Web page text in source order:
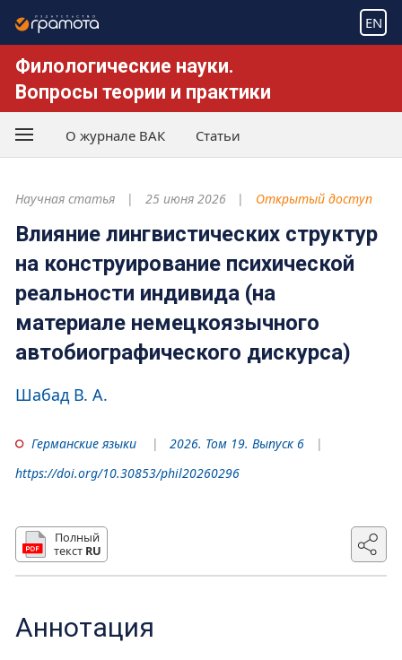
EN
Филологические науки.
Вопросы теории и практики
О журнале ВАК Статьи
Научная статья 25 июня 2026 Открытый доступ
Влияние лингвистических структур
на конструирование психической
реальности индивида (на
материале немецкоязычного
автобиографического дискурса)
Шабад В. А.
Германские языки
2026. Том 19. Выпуск 6
https://doi.org/10.30853/phil20260296
Полный
текст RU
Аннотация